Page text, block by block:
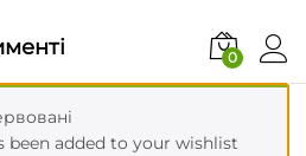
0
been added to your wishlist